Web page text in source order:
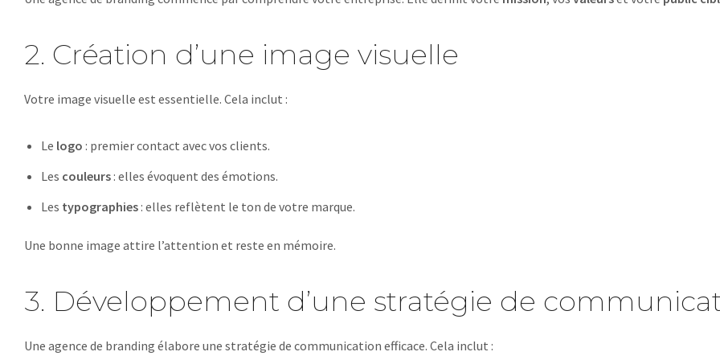
2. Création d’une image visuelle
Votre image visuelle est essentielle. Cela inclut :
Le logo : premier contact avec vos clients.
Les couleurs: elles évoquent des émotions.
Les typographies: elles reflètent le ton de votre marque.
Une bonne image attire l’attention et reste en mémoire.
3. Développement d’une stratégie de
Une agence de branding élabore une stratégie de communication efficace. Cela inclut :